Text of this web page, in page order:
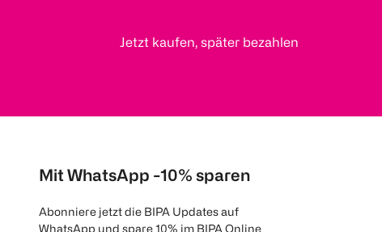
Jetzt kaufen, später bezahlen
Mit WhatsApp -10% sparen
Abonniere jetzt die BIPA Updates auf
WhatsApp und spare 10% im BIPA Online